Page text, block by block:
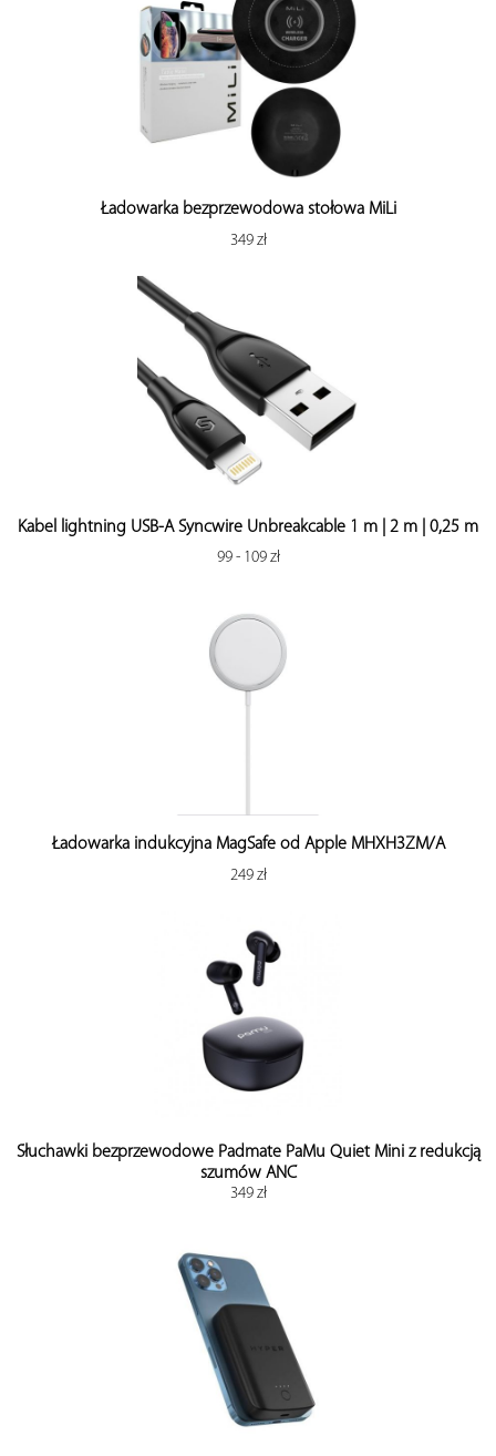
Ładowarka bezprzewodowa stołowa MiLi
349 zł
Kabel lightning USB-A Syncwire Unbreakcable 1 m | 2 m | 0,25 m
99 - 109 zł
Ładowarka indukcyjna MagSafe od Apple MHXH3ZM/A
249 zł
Słuchawki bezprzewodowe Padmate PaMu Quiet Mini z redukcją
szumów ANC
349 zł